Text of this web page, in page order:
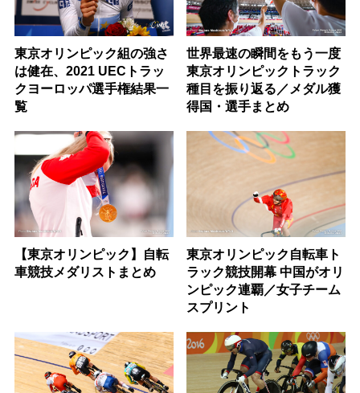
東京オリンピック組の強さ
は健在、2021 UECトラッ
クヨーロッパ選手権結果一
覧
世界最速の瞬間をもう一度
東京オリンピックトラック
種目を振り返る／メダル獲
得国・選手まとめ
【東京オリンピック】自転
車競技メダリストまとめ
東京オリンピック自転車ト
ラック競技開幕 中国がオリ
ンピック連覇／女子チーム
スプリント